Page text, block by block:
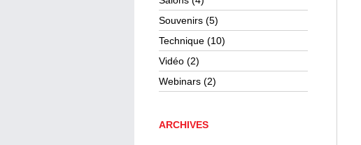
Souvenirs (5)
Technique (10)
Vidéo (2)
Webinars (2)
ARCHIVES